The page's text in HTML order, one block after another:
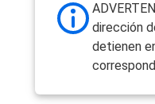
dirección
detienen